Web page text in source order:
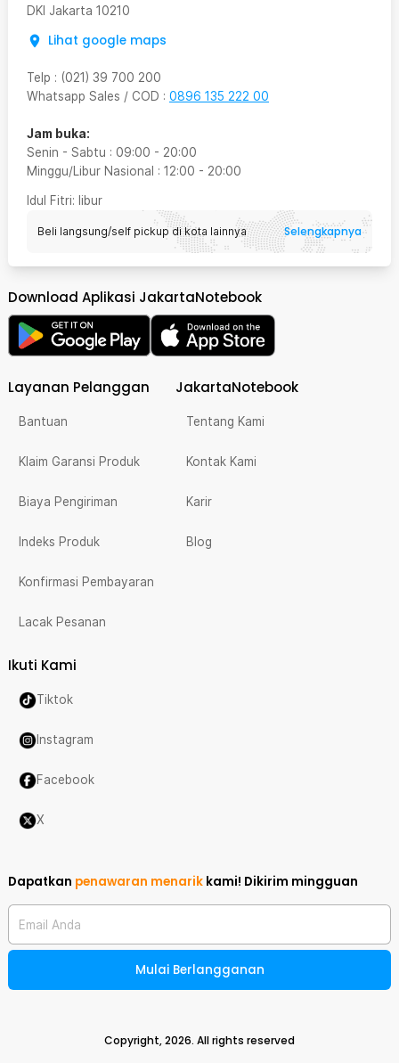
DKI Jakarta 10210
Lihat google maps
Telp : (021) 39 700 200
Whatsapp Sales / COD : 0896 135 222 00
Jam buka:
Senin - Sabtu : 09:00 - 20:00
Minggu/Libur Nasional : 12:00 - 20:00
Idul Fitri: libur
Beli langsung/self pickup di kota lainnya Selengkapnya
Download Aplikasi JakartaNotebook
Layanan Pelanggan
Bantuan
Klaim Garansi Produk
Biaya Pengiriman
Indeks Produk
Konfirmasi Pembayaran
Lacak Pesanan
JakartaNotebook
Tentang Kami
Kontak Kami
Karir
Blog
Ikuti Kami
Tiktok
Instagram
Facebook
X
Dapatkan penawaran menarik kami! Dikirim mingguan
Email Anda
Mulai Berlangganan
Copyright,2026. All rights reserved